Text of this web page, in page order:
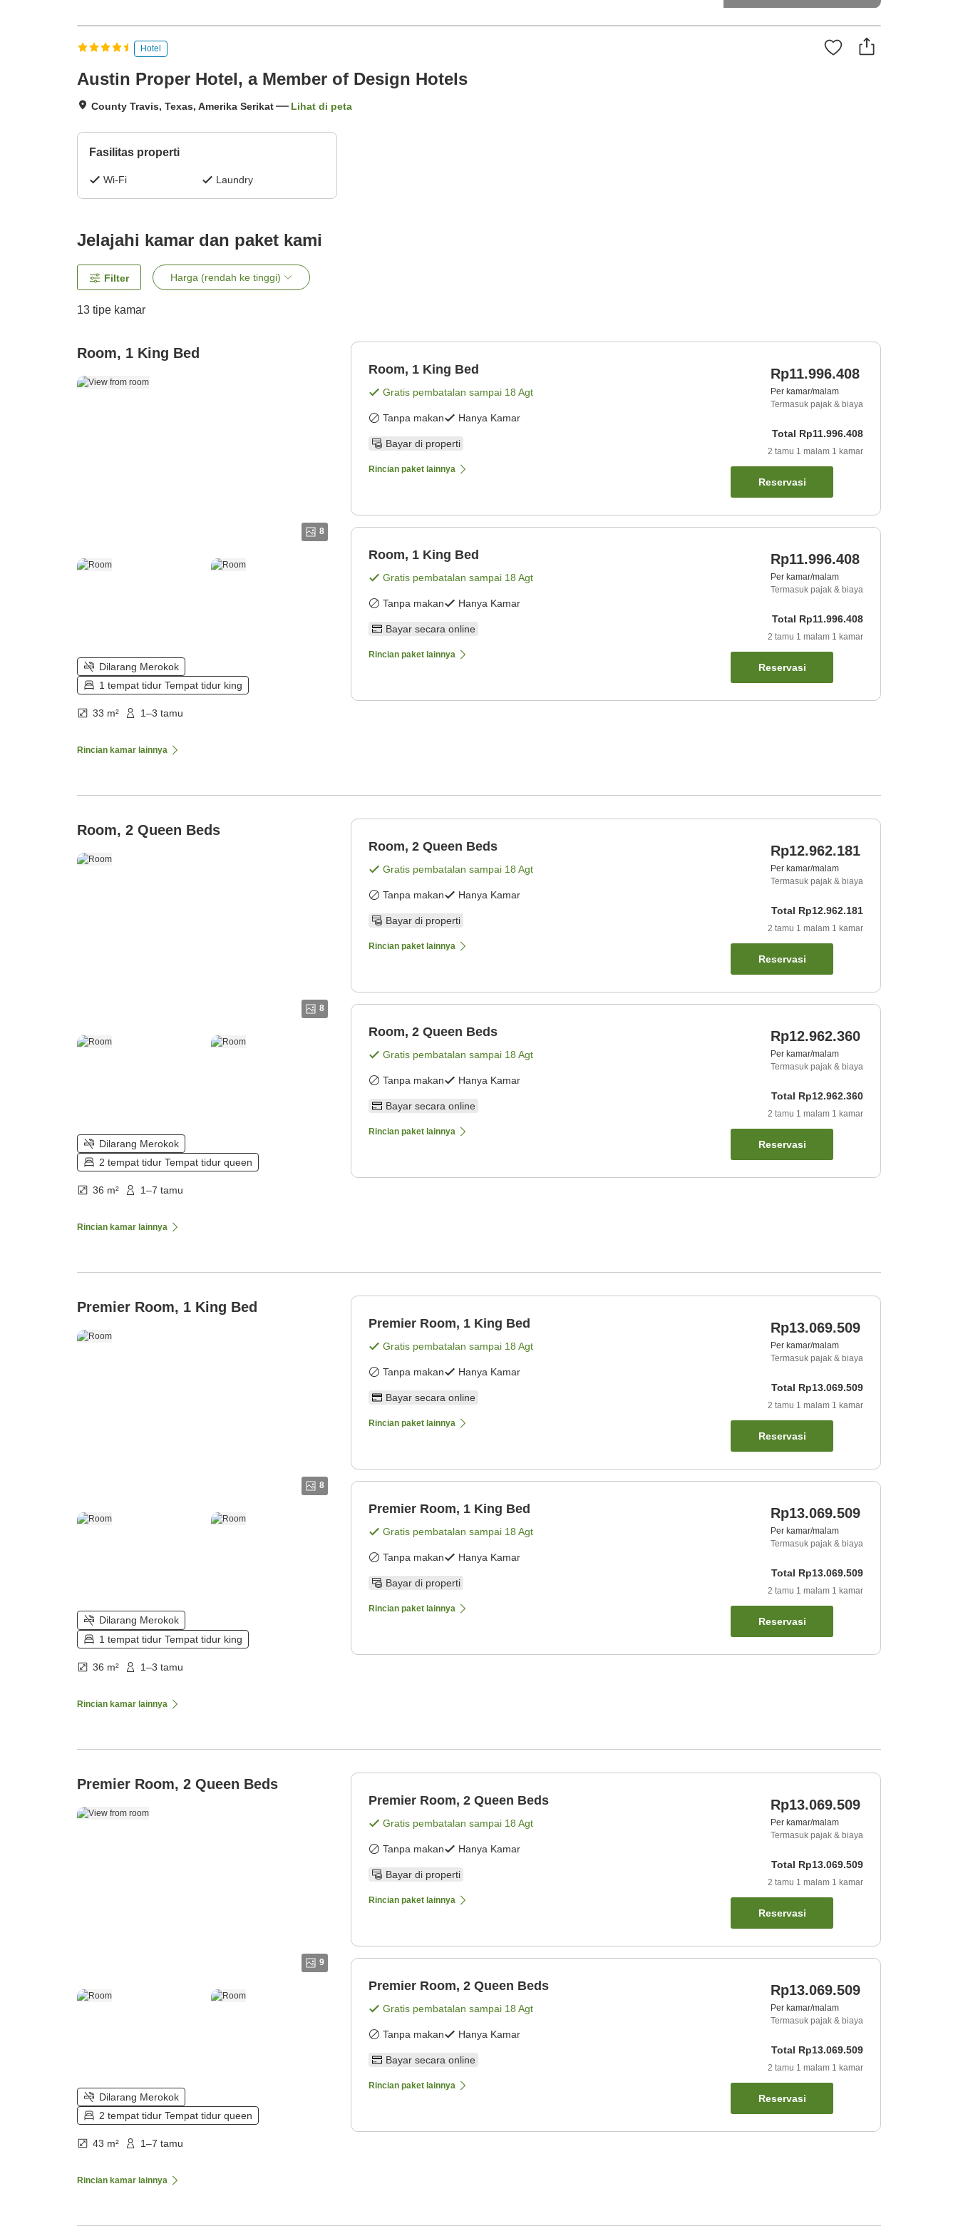
Hotel
Austin Proper Hotel, a Member of Design Hotels
County Travis, Texas, Amerika Serikat Lihat di peta
Fasilitas properti
Wi-Fi Laundry
Jelajahi kamar dan paket kami
Filter Harga (rendah ke tinggi)
13 tipe kamar
Room, 1 King Bed
8
Dilarang Merokok
1 tempat tidur Tempat tidur king
33 m² 1–3 tamu
Rincian kamar lainnya
Room, 1 King Bed
Gratis pembatalan sampai 18 Agt
Tanpa makan Hanya Kamar
Bayar di properti
Rincian paket lainnya
Rp11.996.408
Per kamar/malam
Termasuk pajak & biaya
Total Rp11.996.408
2 tamu 1 malam 1 kamar
Reservasi
Room, 1 King Bed
Gratis pembatalan sampai 18 Agt
Tanpa makan Hanya Kamar
Bayar secara online
Rincian paket lainnya
Rp11.996.408
Per kamar/malam
Termasuk pajak & biaya
Total Rp11.996.408
2 tamu 1 malam 1 kamar
Reservasi
Room, 2 Queen Beds
8
Dilarang Merokok
2 tempat tidur Tempat tidur queen
36 m² 1–7 tamu
Rincian kamar lainnya
Room, 2 Queen Beds
Gratis pembatalan sampai 18 Agt
Tanpa makan Hanya Kamar
Bayar di properti
Rincian paket lainnya
Rp12.962.181
Per kamar/malam
Termasuk pajak & biaya
Total Rp12.962.181
2 tamu 1 malam 1 kamar
Reservasi
Room, 2 Queen Beds
Gratis pembatalan sampai 18 Agt
Tanpa makan Hanya Kamar
Bayar secara online
Rincian paket lainnya
Rp12.962.360
Per kamar/malam
Termasuk pajak & biaya
Total Rp12.962.360
2 tamu 1 malam 1 kamar
Reservasi
Premier Room, 1 King Bed
8
Dilarang Merokok
1 tempat tidur Tempat tidur king
36 m² 1–3 tamu
Rincian kamar lainnya
Premier Room, 1 King Bed
Gratis pembatalan sampai 18 Agt
Tanpa makan Hanya Kamar
Bayar secara online
Rincian paket lainnya
Rp13.069.509
Per kamar/malam
Termasuk pajak & biaya
Total Rp13.069.509
2 tamu 1 malam 1 kamar
Reservasi
Premier Room, 1 King Bed
Gratis pembatalan sampai 18 Agt
Tanpa makan Hanya Kamar
Bayar di properti
Rincian paket lainnya
Rp13.069.509
Per kamar/malam
Termasuk pajak & biaya
Total Rp13.069.509
2 tamu 1 malam 1 kamar
Reservasi
Premier Room, 2 Queen Beds
9
Dilarang Merokok
2 tempat tidur Tempat tidur queen
43 m² 1–7 tamu
Rincian kamar lainnya
Premier Room, 2 Queen Beds
Gratis pembatalan sampai 18 Agt
Tanpa makan Hanya Kamar
Bayar di properti
Rincian paket lainnya
Rp13.069.509
Per kamar/malam
Termasuk pajak & biaya
Total Rp13.069.509
2 tamu 1 malam 1 kamar
Reservasi
Premier Room, 2 Queen Beds
Gratis pembatalan sampai 18 Agt
Tanpa makan Hanya Kamar
Bayar secara online
Rincian paket lainnya
Rp13.069.509
Per kamar/malam
Termasuk pajak & biaya
Total Rp13.069.509
2 tamu 1 malam 1 kamar
Reservasi